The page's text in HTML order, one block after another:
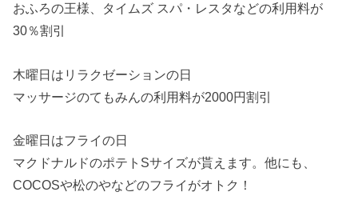
おふろの王様、タイムズ スパ・レスタなどの利用料が
30％割引
木曜日はリラクゼーションの日
マッサージのてもみんの利用料が2000円割引
金曜日はフライの日
マクドナルドのポテトSサイズが貰えます。他にも、
COCOSや松のやなどのフライがオトク！